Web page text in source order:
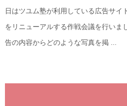
日はツユム塾が利用している広告サイ
をリニューアルする作戦会議を行いま
告の内容からどのような写真を掲 ...